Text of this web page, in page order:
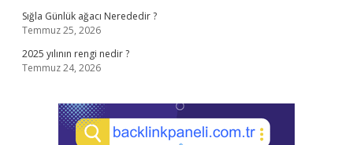
Sığla Günlük ağacı Nerededir ?
Temmuz 25, 2026
2025 yılının rengi nedir ?
Temmuz 24, 2026